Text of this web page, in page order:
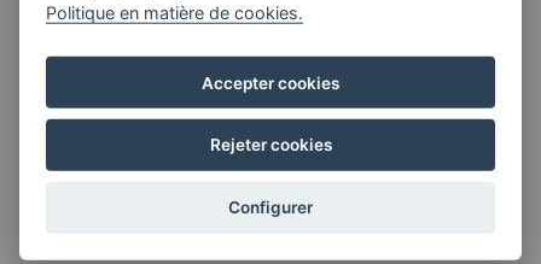
Politique en matière de cookies.
Accepter cookies
Rejeter cookies
Configurer